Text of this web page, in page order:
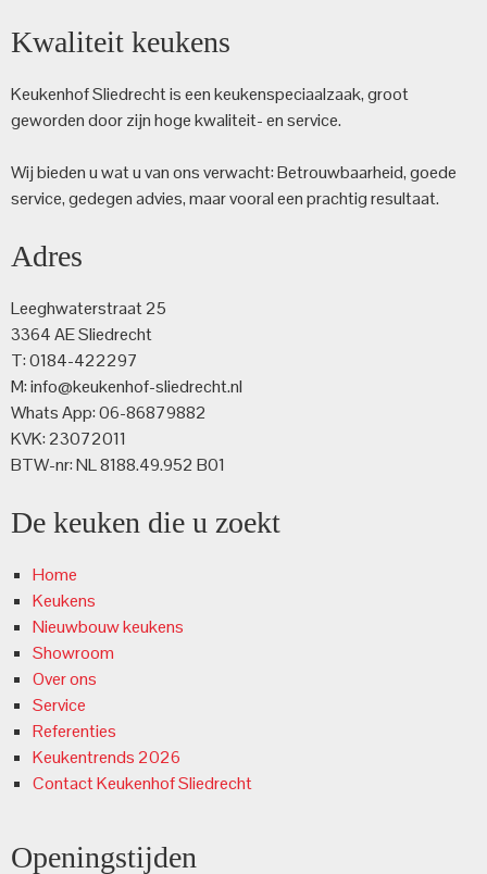
Kwaliteit keukens
Keukenhof Sliedrecht is een keuken­speciaalzaak, groot
geworden door zijn hoge kwaliteit- en service.
Wij bieden u wat u van ons verwacht: Betrouwbaarheid, goede
service, gedegen advies, maar vooral een prachtig resultaat.
Adres
Leeghwaterstraat 25
3364 AE Sliedrecht
T: 0184-422297
M: info@keukenhof-sliedrecht.nl
Whats App: 06-86879882
KVK: 23072011
BTW-nr: NL 8188.49.952 B01
De keuken die u zoekt
Home
Keukens
Nieuwbouw keukens
Showroom
Over ons
Service
Referenties
Keukentrends 2026
Contact Keukenhof Sliedrecht
Openingstijden